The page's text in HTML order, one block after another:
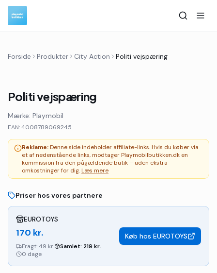
Forside Produkter City Action Politi vejspæring
Politi vejspæring
Mærke: Playmobil
EAN:4008789069245
Reklame:Denne side indeholder affiliate-links. Hvis du køber via
et af nedenstående links, modtager Playmobilbutikken.dk en
kommission fra den pågældende butik – uden ekstra
omkostninger for dig.Læs mere
Priser hos vores partnere
EUROTOYS
170 kr.
Fragt:49 kr. Samlet: 219 kr.
0 dage
Køb hos EUROTOYS